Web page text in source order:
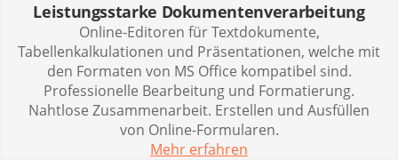
Leistungsstarke Dokumentenverarbeitung
Online-Editoren für Textdokumente,
Tabellenkalkulationen und Präsentationen, welche mit
den Formaten von MS Office kompatibel sind.
Professionelle Bearbeitung und Formatierung.
Nahtlose Zusammenarbeit. Erstellen und Ausfüllen
von Online-Formularen.
Mehr erfahren